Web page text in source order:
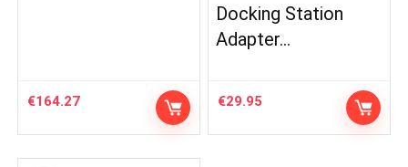
€164.27
Docking Station
Adapter…
€29.95